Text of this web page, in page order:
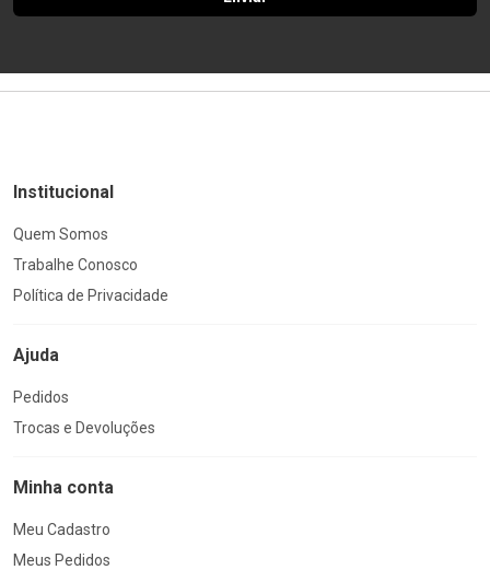
Institucional
Quem Somos
Trabalhe Conosco
Política de Privacidade
Ajuda
Pedidos
Trocas e Devoluções
Minha conta
Meu Cadastro
Meus Pedidos